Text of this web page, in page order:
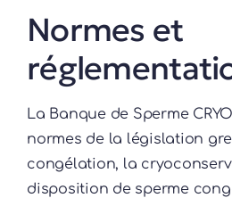
Normes et
La Banque de Sperme
normes de la législation
congélation, la
disposition de sperme